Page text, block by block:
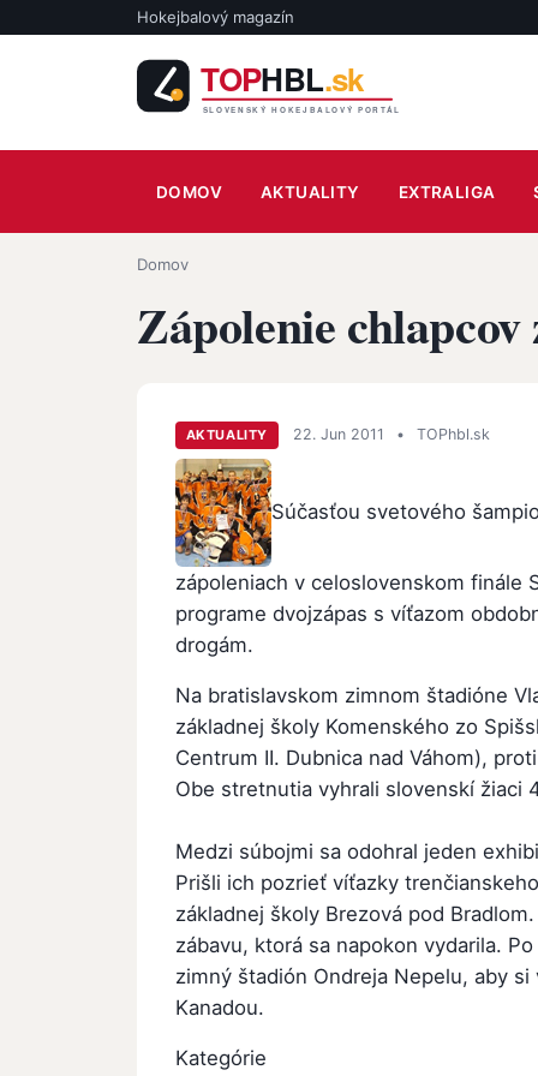
Skočiť na hlavný obsahHokejbalový magazín
Main navigation
DOMOV AKTUALITY EXTRALIGA
Omrvinka
Domov
Zápolenie
AKTUALITY 22. Jun 2011 • TOPhbl.sk
Súčasťou svetového
zápoleniach v celoslovenskom finále
programe dvojzápas s víťazom
drogám.
Na bratislavskom zimnom štadióne
základnej školy Komenského zo
Centrum II. Dubnica nad Váhom),
Obe stretnutia vyhrali slovenskí žiaci
Medzi súbojmi sa odohral jeden
Prišli ich pozrieť víťazky
základnej školy Brezová pod
zábavu, ktorá sa napokon vydarila.
zimný štadión Ondreja Nepelu, aby
Kanadou.
Kategórie